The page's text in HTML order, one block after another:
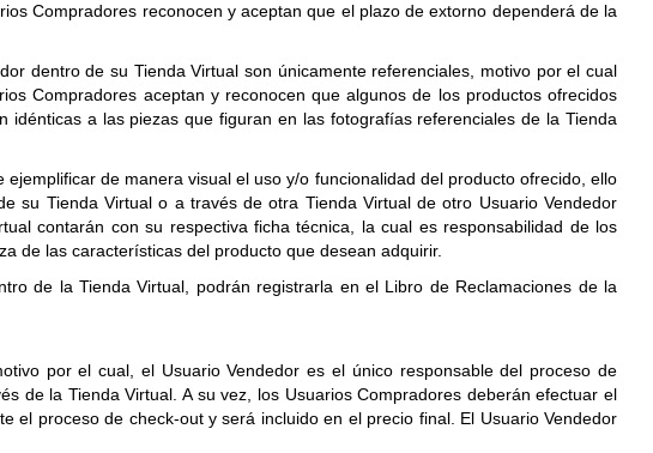
Compradores reconocen y aceptan que el plazo de extorno dependerá de la
dentro de su Tienda Virtual son únicamente referenciales, motivo por el cual
Compradores aceptan y reconocen que algunos de los productos ofrecidos
a las piezas que figuran en las fotografías referenciales de la Tienda
de manera visual el uso y/o funcionalidad del producto ofrecido, ello
su Tienda Virtual o a través de otra Tienda Virtual de otro Usuario Vendedor
contarán con su respectiva ficha técnica, la cual es responsabilidad de los
de las características del producto que desean adquirir.
de la Tienda Virtual, podrán registrarla en el Libro de Reclamaciones de la
por el cual, el Usuario Vendedor es el único responsable del proceso de
de la Tienda Virtual. A su vez, los Usuarios Compradores deberán efectuar el
el proceso de check-out y será incluido en el precio final. El Usuario Vendedor